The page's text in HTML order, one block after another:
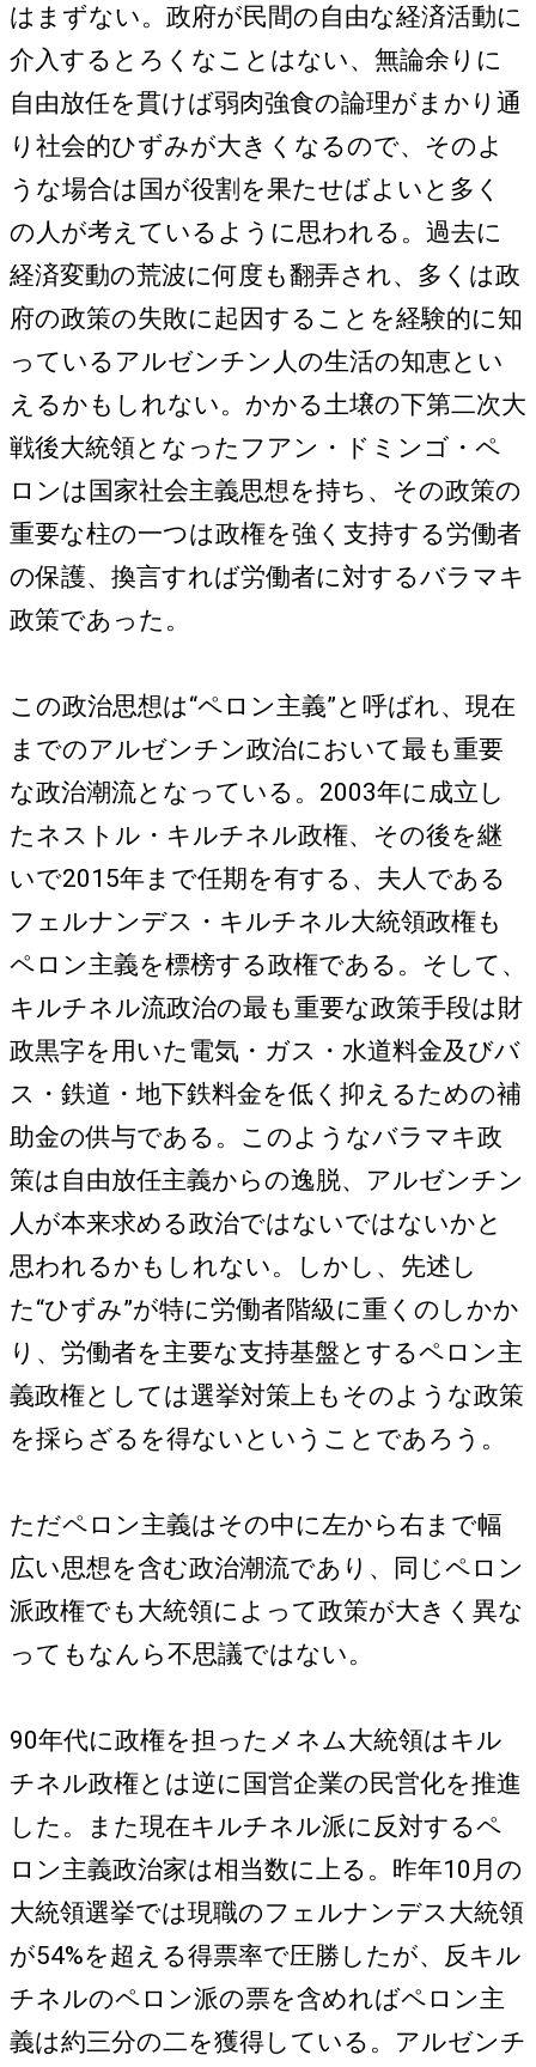
はまずない。政府が民間の自由な経済活動に
介入するとろくなことはない、無論余りに
自由放任を貫けば弱肉強食の論理がまかり通
り社会的ひずみが大きくなるので、そのよ
うな場合は国が役割を果たせばよいと多く
の人が考えているように思われる。過去に
経済変動の荒波に何度も翻弄され、多くは政
府の政策の失敗に起因することを経験的に知
っているアルゼンチン人の生活の知恵とい
えるかもしれない。かかる土壌の下第二次大
戦後大統領となったフアン・ドミンゴ・ペ
ロンは国家社会主義思想を持ち、その政策の
重要な柱の一つは政権を強く支持する労働者
の保護、換言すれば労働者に対するバラマキ
政策であった。
この政治思想は“ペロン主義”と呼ばれ、現在
までのアルゼンチン政治において最も重要
な政治潮流となっている。2003年に成立し
たネストル・キルチネル政権、その後を継
いで2015年まで任期を有する、夫人である
フェルナンデス・キルチネル大統領政権も
ペロン主義を標榜する政権である。そして、
キルチネル流政治の最も重要な政策手段は財
政黒字を用いた電気・ガス・水道料金及びバ
ス・鉄道・地下鉄料金を低く抑えるための補
助金の供与である。このようなバラマキ政
策は自由放任主義からの逸脱、アルゼンチン
人が本来求める政治ではないではないかと
思われるかもしれない。しかし、先述し
た“ひずみ”が特に労働者階級に重くのしかか
り、労働者を主要な支持基盤とするペロン主
義政権としては選挙対策上もそのような政策
を採らざるを得ないということであろう。
ただペロン主義はその中に左から右まで幅
広い思想を含む政治潮流であり、同じペロン
派政権でも大統領によって政策が大きく異な
ってもなんら不思議ではない。
90年代に政権を担ったメネム大統領はキル
チネル政権とは逆に国営企業の民営化を推進
した。また現在キルチネル派に反対するペ
ロン主義政治家は相当数に上る。昨年10月の
大統領選挙では現職のフェルナンデス大統領
が54%を超える得票率で圧勝したが、反キル
チネルのペロン派の票を含めればペロン主
義は約三分の二を獲得している。アルゼンチ